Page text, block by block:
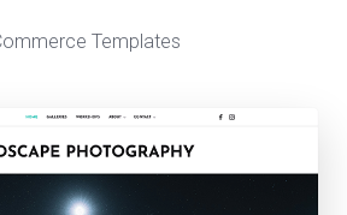
Templates